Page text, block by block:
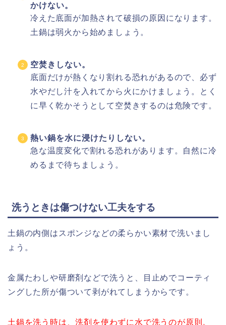
かけない。
冷えた底面が加熱されて破損の原因になります。
土鍋は弱火から始めましょう。
空焚きしない。
底面だけが熱くなり割れる恐れがあるので、必ず
水やだし汁を入れてから火にかけましょう。とく
に早く乾かそうとして空焚きするのは危険です。
熱い鍋を水に浸けたりしない。
急な温度変化で割れる恐れがあります。自然に冷
めるまで待ちましょう。
洗うときは傷つけない工夫をする
土鍋の内側はスポンジなどの柔らかい素材で洗いまし
ょう。
金属たわしや研磨剤などで洗うと、目止めでコーティ
ングした所が傷ついて剥がれてしまうからです。
土鍋を洗う時は、洗剤を使わずに水で洗うのが原則。